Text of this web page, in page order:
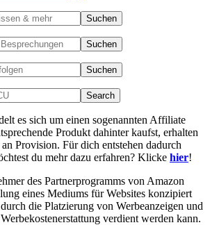
es sich um einen sogenannten Affiliate
Produkt dahinter kaufst, erhalten
Provision. Für dich entstehen dadurch
du mehr dazu erfahren? Klicke hier!
des Partnerprogramms von Amazon
eines Mediums für Websites konzipiert
die Platzierung von Werbeanzeigen und
verdient werden kann.